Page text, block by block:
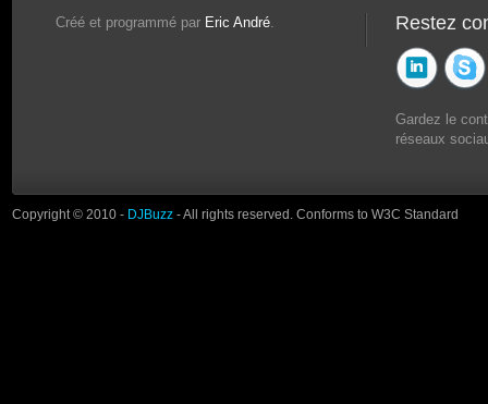
Créé et programmé par Eric André Restez
Gardez le
réseaux
Copyright © 2010 - DJBuzz - All rights reserved. Conforms to W3C Standard